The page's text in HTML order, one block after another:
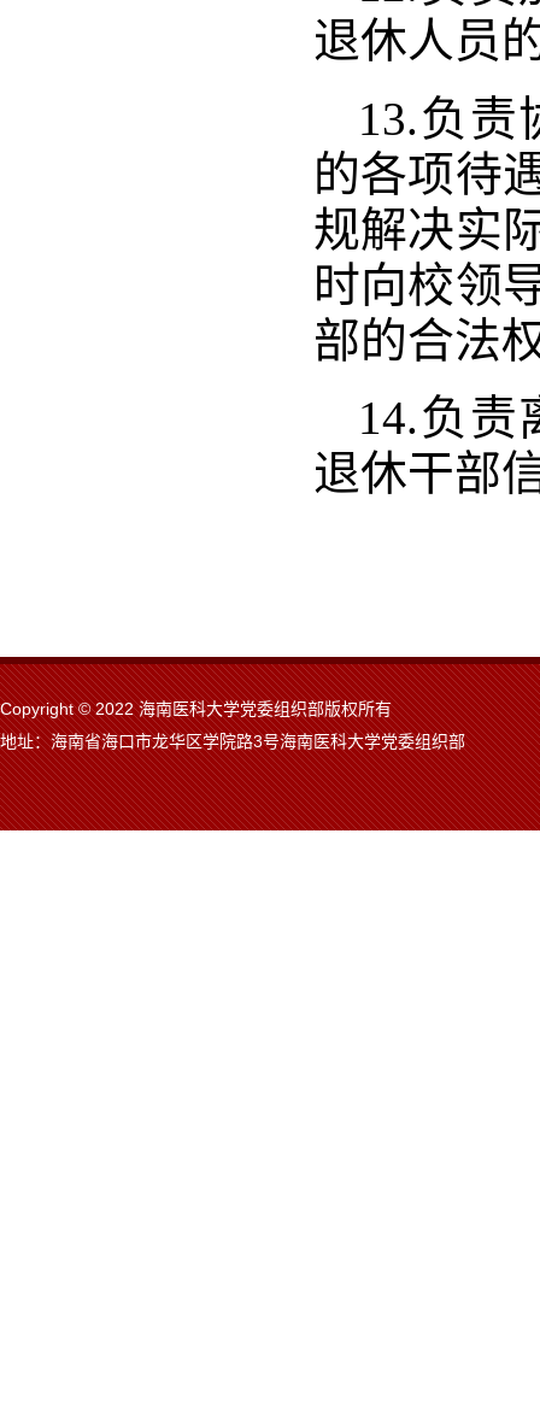
退休人员
13.负责
的各项待
规解决实
时向校领
部的合法
14.负责
退休干部
Copyright © 2022 海南医科大学党委组织部版权所有
地址：海南省海口市龙华区学院路3号海南医科大学党委组织部